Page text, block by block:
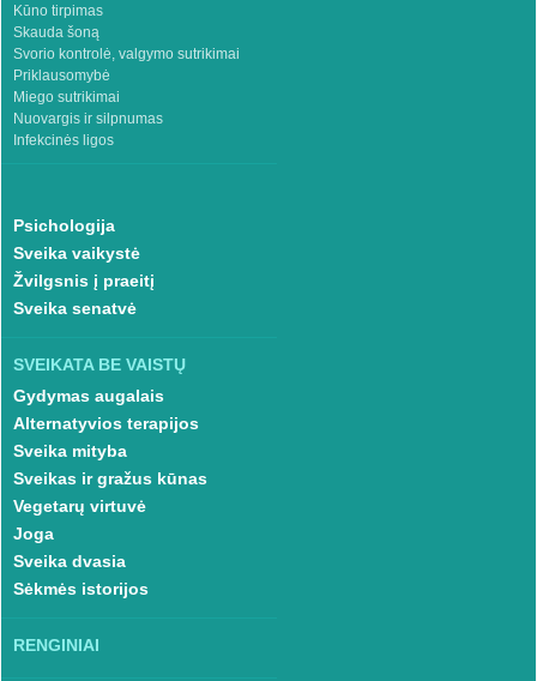
Kūno tirpimas
Skauda šoną
Svorio kontrolė, valgymo sutrikimai
Priklausomybė
Miego sutrikimai
Nuovargis ir silpnumas
Infekcinės ligos
Psichologija
Sveika vaikystė
Žvilgsnis į praeitį
Sveika senatvė
SVEIKATA BE VAISTŲ
Gydymas augalais
Alternatyvios terapijos
Sveika mityba
Sveikas ir gražus kūnas
Vegetarų virtuvė
Joga
Sveika dvasia
Sėkmės istorijos
RENGINIAI